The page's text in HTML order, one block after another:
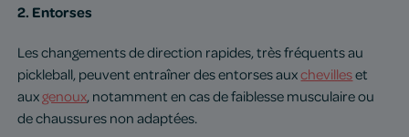
2. Entorses
Les changements de direction rapides, très fréquents au
pickleball, peuvent entraîner des entorses auxchevilleset
auxgenoux, notamment en cas de faiblesse musculaire ou
de chaussures non adaptées.